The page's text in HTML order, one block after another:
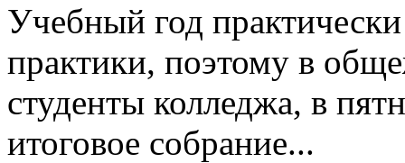
Учебный год
практики, поэтому в
студенты колледжа, в
итоговое собрание...